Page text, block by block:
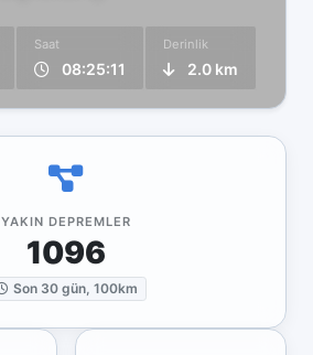
Saat
08:25:11
Derinlik
2.0 km
YAKIN DEPREMLER
1096
Son 30 gün, 100km